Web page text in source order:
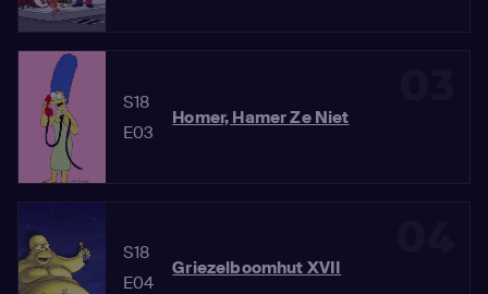
S18
E03
Homer, Hamer Ze Niet
S18
E04
Griezelboomhut XVII